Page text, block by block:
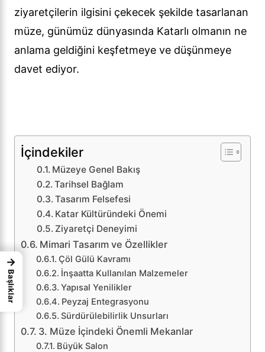
ziyaretçilerin ilgisini çekecek şekilde tasarlanan
müze, günümüz dünyasında Katarlı olmanın ne
anlama geldiğini keşfetmeye ve düşünmeye
davet ediyor.
İçindekiler
Müzeye Genel Bakış
Tarihsel Bağlam
Tasarım Felsefesi
Katar Kültüründeki Önemi
Ziyaretçi Deneyimi
Mimari Tasarım ve Özellikler
Çöl Gülü Kavramı
İnşaatta Kullanılan Malzemeler
Yapısal Yenilikler
Peyzaj Entegrasyonu
Sürdürülebilirlik Unsurları
3. Müze İçindeki Önemli Mekanlar
Büyük Salon
→
Başlıklar